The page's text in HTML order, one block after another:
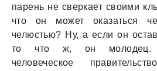
парень не сверкает своими
что он может оказаться
челюстью? Ну, а если он
то что ж, он молодец.
человеческое